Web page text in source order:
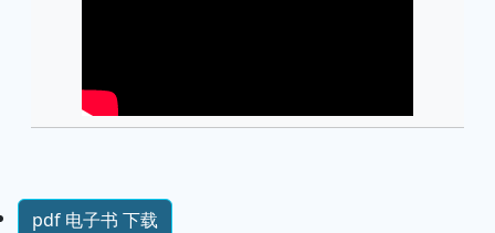
pdf 电子书 下载